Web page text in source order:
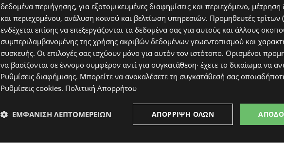
δεδομένα περιήγησης, για εξατομικευμένες διαφημίσεις και περιεχόμενο,
και περιεχομένου, ανάλυση κοινού και βελτίωση υπηρεσιών. Προμηθευτές τρίτων
ενδέχεται επίσης να επεξεργάζονται τα δεδομένα σας για αυτούς και άλλους
συμπεριλαμβανομένης της χρήσης ακριβών δεδομένων γεωεντοπισμού και
συσκευής. Οι επιλογές σας ισχύουν μόνο για αυτόν τον ιστότοπο. Ορισμένοι
να βασίζονται σε έννομο συμφέρον αντί για συγκατάθεση· έχετε το δικαίωμα να
Ρυθμίσεις διαφήμισης. Μπορείτε να ανακαλέσετε τη συγκατάθεσή σας
Ρυθμίσεις cookies. Πολιτική Απορρήτου
ΑΠΌΡΡΙΨΗ ΌΛΩΝ
ΕΜΦΆΝΙΣΗ ΛΕΠΤΟΜΕΡΕΙΏΝ